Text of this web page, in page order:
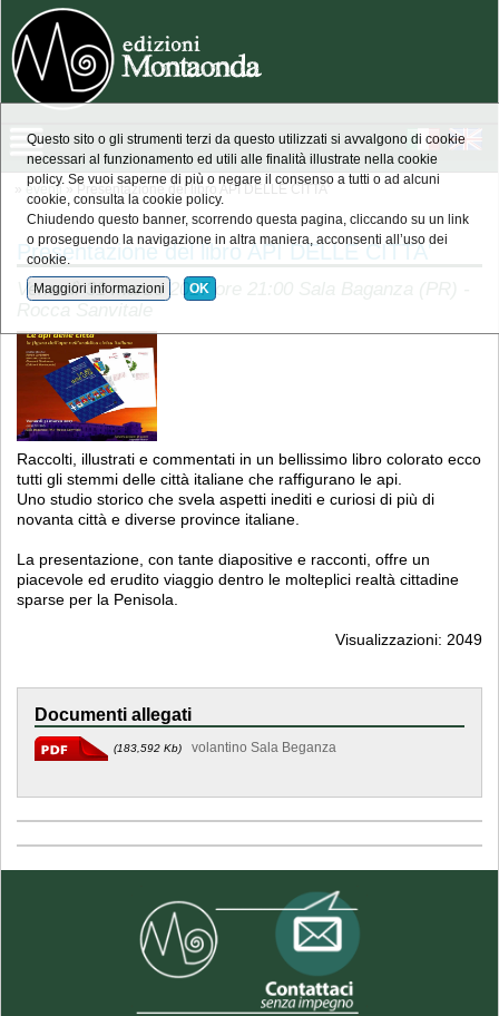
» eventi » Presentazione del libro API DELLE CITTA'
Presentazione del libro API DELLE CITTA'
Venerdì 31 marzo 2017 ore 21:00 Sala Baganza (PR) -
Raccolti, illustrati e commentati in un bellissimo libro colorato ecco
tutti gli stemmi delle città italiane che raffigurano le api.
Uno studio storico che svela aspetti inediti e curiosi di più di
novanta città e diverse province italiane.
La presentazione, con tante diapositive e racconti, offre un
piacevole ed erudito viaggio dentro le molteplici realtà cittadine
sparse per la Penisola.
Visualizzazioni: 2049
Documenti allegati
(183,592 Kb) volantino Sala Beganza
Questo sito o gli strumenti terzi da questo utilizzati si avvalgono di cookie
necessari al funzionamento ed utili alle finalità illustrate nella cookie
policy. Se vuoi saperne di più o negare il consenso a tutti o ad alcuni
cookie, consulta la cookie policy.
Chiudendo questo banner, scorrendo questa pagina, cliccando su un link
o proseguendo la navigazione in altra maniera, acconsenti all’uso dei
cookie.
Maggiori informazioni OK